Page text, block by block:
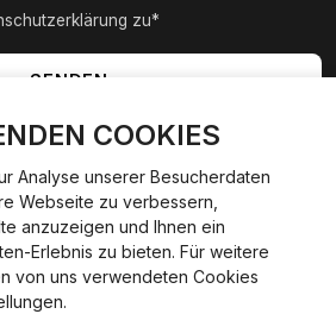
COOKIES
Analyse unserer Besucherdaten
Webseite zu verbessern,
anzuzeigen und Ihnen ein
Erlebnis zu bieten. Für weitere
von uns verwendeten Cookies
zu*
SENDEN
Datenschutzerklärung
Cookie Policy
L&D GmbH. Alle Rechte